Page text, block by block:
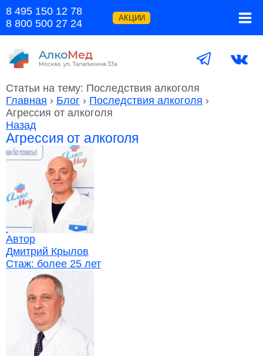
Перейти
содержимому
8 495 150 12 78
8 800 500 27 24
АКЦИИ
Статьи на тему: Последствия алкоголя
Главная › Блог › Последствия алкоголя ›
Агрессия от алкоголя
Назад
Агрессия от алкоголя
Автор
Дмитрий Крылов
Стаж: более 25 лет